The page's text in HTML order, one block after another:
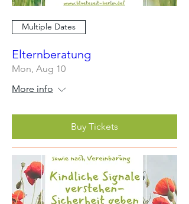
Multiple Dates
Elternberatung
Mon, Aug 10
More info
Buy Tickets